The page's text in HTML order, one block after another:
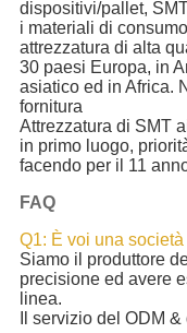
dispositivi/pallet,
i materiali di
attrezzatura di alta
30 paesi Europa, in
asiatico ed in Africa.
fornitura
Attrezzatura di SMT
in primo luogo,
facendo per il 11
FAQ
Q1: È voi una
Siamo il produttore
precisione ed avere
linea.
Il servizio del ODM